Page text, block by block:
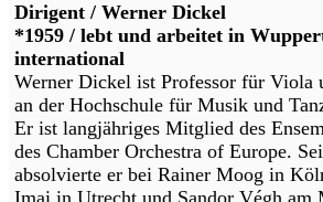
Dirigent / Werner Dickel
*1959 / lebt und arbeitet in
international
Werner Dickel ist Professor für Viola
an der Hochschule für Musik und
Er ist langjähriges Mitglied des
des Chamber Orchestra of Europe.
absolvierte er bei Rainer Moog in